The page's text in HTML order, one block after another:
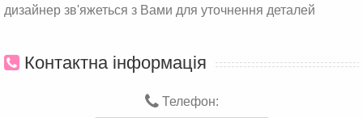
дизайнер зв'яжеться з Вами для уточнення деталей
Контактна інформація
Телефон: